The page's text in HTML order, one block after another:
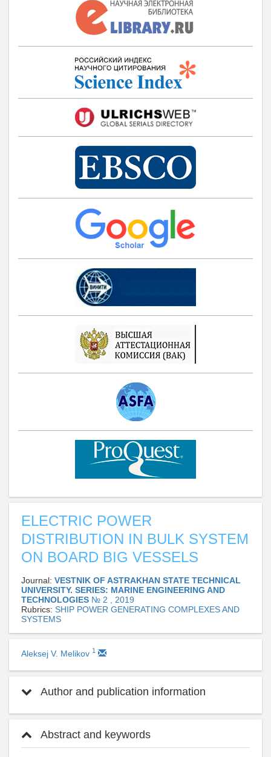
ELECTRIC POWER
DISTRIBUTION IN BULK SYSTEM
ON BOARD BIG VESSELS
Journal: VESTNIK OF ASTRAKHAN STATE TECHNICAL
UNIVERSITY. SERIES: MARINE ENGINEERING AND
TECHNOLOGIES № 2 , 2019
Rubrics: SHIP POWER GENERATING COMPLEXES AND
SYSTEMS
Aleksej V. Melikov 1
Author and publication information
Abstract and keywords